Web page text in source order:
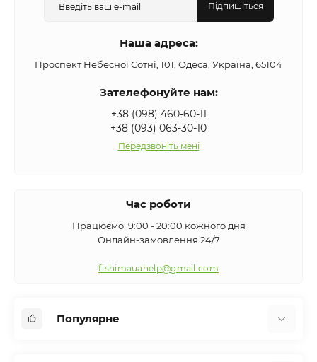
Підпишіться
Наша адреса:
Проспект Небесної Сотні, 101, Одеса, Україна, 65104
Зателефонуйте нам:
+38 (098) 460-60-11
+38 (093) 063-30-10
Передзвоніть мені
Час роботи
Працюємо: 9:00 - 20:00 кожного дня
Онлайн-замовлення 24/7
fishimauahelp@gmail.com
Популярне